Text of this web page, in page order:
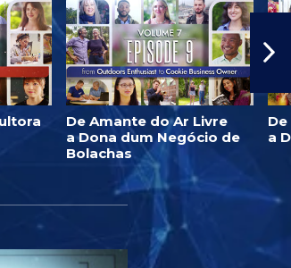
De Amante do Ar Livre
a Dona dum Negócio de
Bolachas
a